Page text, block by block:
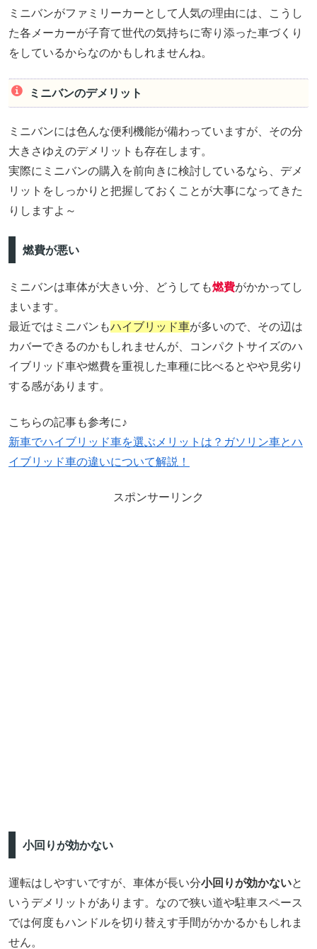
ミニバンがファミリーカーとして人気の理由には、こうし
た各メーカーが子育て世代の気持ちに寄り添った車づくり
をしているからなのかもしれませんね。
ミニバンのデメリット
ミニバンには色んな便利機能が備わっていますが、その分
大きさゆえのデメリットも存在します。
実際にミニバンの購入を前向きに検討しているなら、デメ
リットをしっかりと把握しておくことが大事になってきた
りしますよ～
燃費が悪い
ミニバンは車体が大きい分、どうしても燃費がかかってし
まいます。
最近ではミニバンもハイブリッド車が多いので、その辺は
カバーできるのかもしれませんが、コンパクトサイズのハ
イブリッド車や燃費を重視した車種に比べるとやや見劣り
する感があります。
こちらの記事も参考に♪
新車でハイブリッド車を選ぶメリットは？ガソリン車とハ
イブリッド車の違いについて解説！
スポンサーリンク
小回りが効かない
運転はしやすいですが、車体が長い分小回りが効かないと
いうデメリットがあります。なので狭い道や駐車スペース
では何度もハンドルを切り替えす手間がかかるかもしれま
せん。